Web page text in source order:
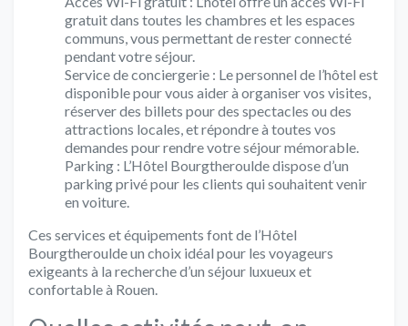
gratuit dans toutes les chambres et les espaces
communs, vous permettant de rester connecté
pendant votre séjour.
Service de conciergerie : Le personnel de l’hôtel est
disponible pour vous aider à organiser vos visites,
réserver des billets pour des spectacles ou des
attractions locales, et répondre à toutes vos
demandes pour rendre votre séjour mémorable.
Parking : L’Hôtel Bourgtheroulde dispose d’un
parking privé pour les clients qui souhaitent venir
en voiture.
Ces services et équipements font de l’Hôtel
Bourgtheroulde un choix idéal pour les voyageurs
exigeants à la recherche d’un séjour luxueux et
confortable à Rouen.